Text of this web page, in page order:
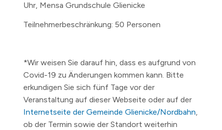
Uhr, Mensa Grundschule Glienicke
Teilnehmerbeschränkung: 50 Personen
*Wir weisen Sie darauf hin, dass es aufgrund von
Covid-19 zu Änderungen kommen kann. Bitte
erkundigen Sie sich fünf Tage vor der
Veranstaltung auf dieser Webseite oder auf der
Internetseite der Gemeinde Glienicke/Nordbahn,
ob der Termin sowie der Standort weiterhin